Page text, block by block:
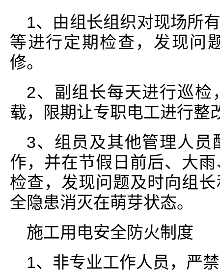
1、由组长组织对现场所
等进行定期检查，发现问
修。
2、副组长每天进行巡检
载，限期让专职电工进行整
3、组员及其他管理人员
作，并在节假日前后、大
检查，发现问题及时向组
全隐患消灭在萌芽状态。
施工用电安全防火制度
1、非专业工作人员，严